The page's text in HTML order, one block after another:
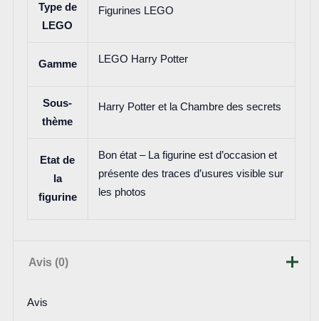
Type de
LEGO
Figurines LEGO
Gamme LEGO Harry Potter
Sous-
thème
Harry Potter et la Chambre des secrets
Etat de
la
figurine
Bon état – La figurine est d’occasion et
présente des traces d’usures visible sur
les photos
Avis (0)
Avis